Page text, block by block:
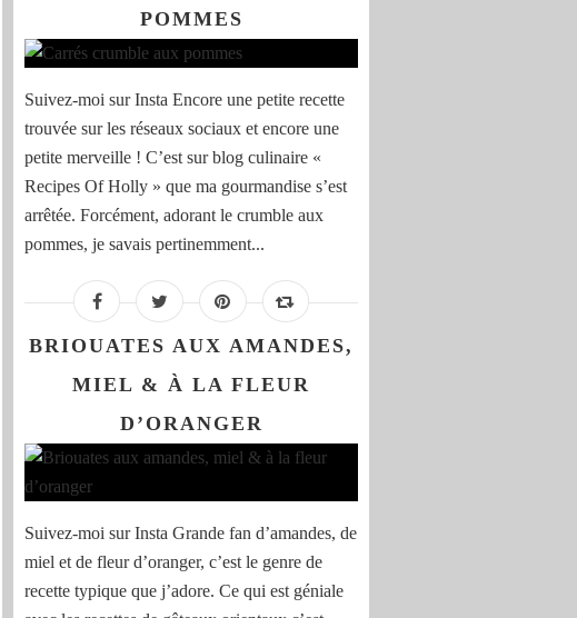
POMMES
Suivez-moi sur Insta Encore une petite recette
trouvée sur les réseaux sociaux et encore une
petite merveille ! C’est sur blog culinaire «
Recipes Of Holly » que ma gourmandise s’est
arrêtée. Forcément, adorant le crumble aux
pommes, je savais pertinemment...
BRIOUATES AUX AMANDES,
MIEL & À LA FLEUR
D’ORANGER
Suivez-moi sur Insta Grande fan d’amandes, de
miel et de fleur d’oranger, c’est le genre de
recette typique que j’adore. Ce qui est géniale